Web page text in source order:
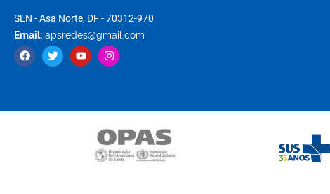
SEN - Asa Norte, DF - 70312-970
Email: apsredes@gmail.com